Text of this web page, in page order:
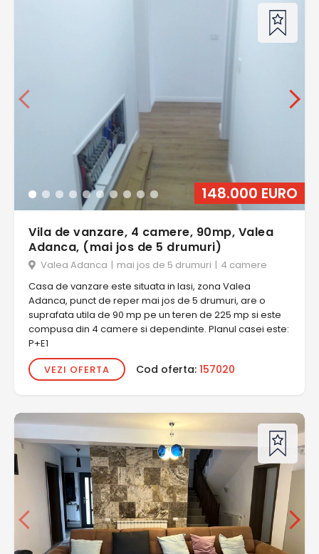
148.000 EURO
Vila de vanzare, 4 camere, 90mp, Valea
Adanca, (mai jos de 5 drumuri)
Valea Adanca | mai jos de 5 drumuri | 4 camere
Casa de vanzare este situata in Iasi, zona Valea
Adanca, punct de reper mai jos de 5 drumuri, are o
suprafata utila de 90 mp pe un teren de 225 mp si este
compusa din 4 camere si dependinte. Planul casei este:
P+E1
VEZI OFERTA
Cod oferta: 157020